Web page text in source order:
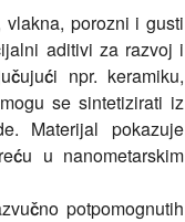
porozni i gusti
aditivi za razvoj i
npr. keramiku,
se sintetizirati iz
Materijal pokazuje
u nanometarskim
potpomognutih